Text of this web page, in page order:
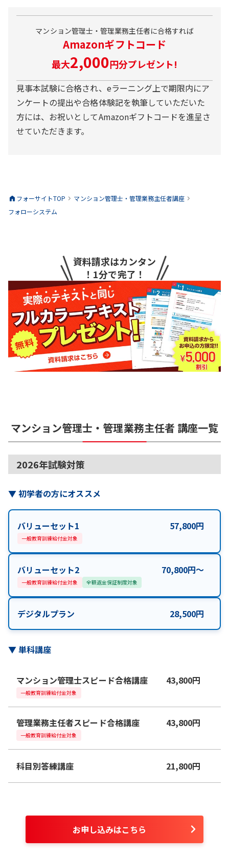
マンション管理士・管理業務主任者に合格すれば
Amazonギフトコード
最大2,000円分プレゼント!
見事本試験に合格され、eラーニング上で期限内にア
ンケートの提出や合格体験記を執筆していただいた
方には、お祝いとしてAmazonギフトコードを進呈さ
せていただきます。
フォーサイトTOP マンション管理士・管理業務主任者講座
フォローシステム
資料請求はカンタン
！1分で完了！
マンション管理士・管理業務主任者 講座一覧
2026年試験対策
▼初学者の方にオススメ
バリューセット1 57,800円
一般教育訓練給付金対象
バリューセット2 70,800円〜
一般教育訓練給付金対象 全額返金保証制度対象
デジタルプラン 28,500円
▼単科講座
マンション管理士スピード合格講座 43,800円
一般教育訓練給付金対象
管理業務主任者スピード合格講座 43,800円
一般教育訓練給付金対象
科目別答練講座 21,800円
お申し込みはこちら